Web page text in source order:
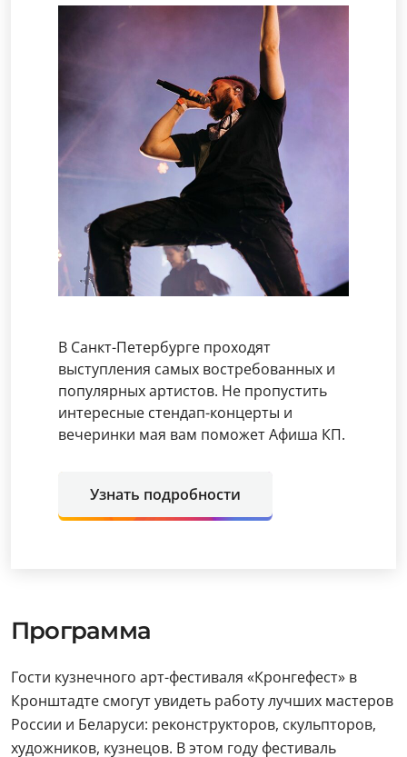
В Санкт-Петербурге проходят
выступления самых востребованных и
популярных артистов. Не пропустить
интересные стендап-концерты и
вечеринки мая вам поможет Афиша КП.
Узнать подробности
Программа
Гости кузнечного арт-фестиваля «Кронгефест» в
Кронштадте смогут увидеть работу лучших мастеров
России и Беларуси: реконструкторов, скульпторов,
художников, кузнецов. В этом году фестиваль